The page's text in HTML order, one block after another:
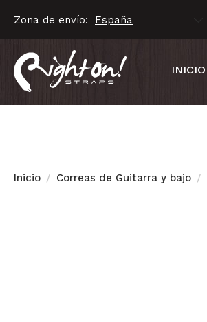
Zona de envío:
INICIO
Inicio Correas de Guitarra y bajo